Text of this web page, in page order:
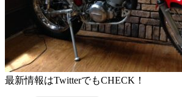
最新情報はTwitterでもCHECK！